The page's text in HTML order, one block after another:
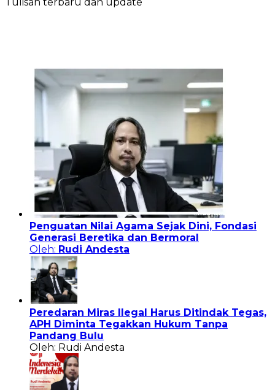
Penguatan Nilai Agama Sejak Dini, Fondasi
Generasi Beretika dan Bermoral
Oleh: Rudi Andesta
Peredaran Miras Ilegal Harus Ditindak Tegas,
APH Diminta Tegakkan Hukum Tanpa
Pandang Bulu
Oleh: Rudi Andesta